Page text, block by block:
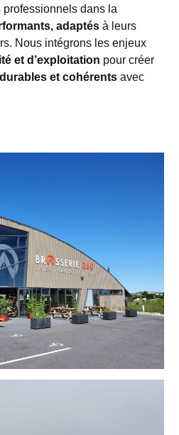
dans la
adaptés à leurs
Nous intégrons les enjeux
et d’exploitation pour créer
et cohérents avec